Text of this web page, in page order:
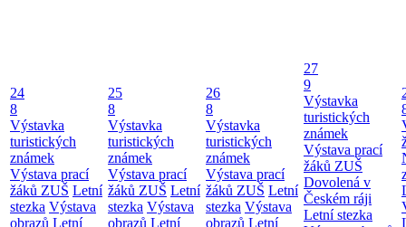
24
8
Výstavka
turistických
známek
Výstava prací
žáků ZUŠ Letní
stezka Výstava
obrazů Letní
25
8
Výstavka
turistických
známek
Výstava prací
žáků ZUŠ Letní
stezka Výstava
obrazů Letní
26
8
Výstavka
turistických
známek
Výstava prací
žáků ZUŠ Letní
stezka Výstava
obrazů Letní
27
9
Výstavka
turistických
známek
Výstava prací
žáků ZUŠ
Dovolená v
Českém ráji
Letní stezka